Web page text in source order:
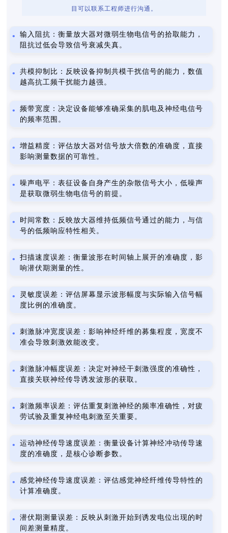
目可以联系工程师进行沟通。
输入阻抗：衡量放大器对微弱生物电信号的拾取能力，
阻抗过低会导致信号衰减失真。
共模抑制比：反映设备抑制共模干扰信号的能力，数值
越高抗工频干扰能力越强。
频带宽度：决定设备能够准确采集的肌电及神经电信号
的频率范围。
增益精度：评估放大器对信号放大倍数的准确度，直接
影响测量数据的可靠性。
噪声电平：表征设备自身产生的杂散信号大小，低噪声
是获取微弱生物电信号的前提。
时间常数：反映放大器维持低频信号通过的能力，与信
号的低频响应特性相关。
扫描速度误差：衡量波形在时间轴上展开的准确度，影
响潜伏期测量的性。
灵敏度误差：评估屏幕显示波形幅度与实际输入信号幅
度比例的准确度。
刺激脉冲宽度误差：影响神经纤维的募集程度，宽度不
准会导致刺激效能改变。
刺激脉冲幅度误差：决定对神经干刺激强度的准确性，
直接关联神经传导诱发波形的获取。
刺激频率误差：评估重复刺激神经的频率准确性，对疲
劳试验及重复神经电刺激至关重要。
运动神经传导速度误差：衡量设备计算神经冲动传导速
度的准确度，是核心诊断参数。
感觉神经传导速度误差：评估感觉神经纤维传导特性的
计算准确度。
潜伏期测量误差：反映从刺激开始到诱发电位出现的时
间差测量精度。